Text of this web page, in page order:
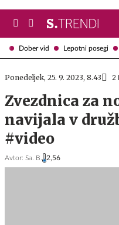
Dober vid Lepotni posegi
Ponedeljek, 25. 9. 2023, 8.43 2
Zvezdnica za
navijala v
#video
Avtor: Sa. B. 2,56